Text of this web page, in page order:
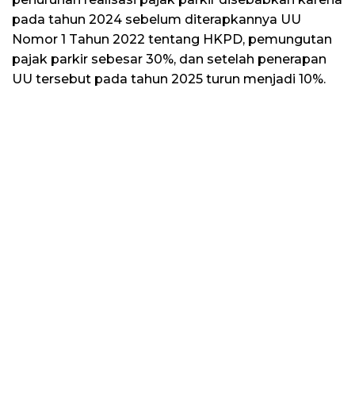
pada tahun 2024 sebelum diterapkannya UU
Nomor 1 Tahun 2022 tentang HKPD, pemungutan
pajak parkir sebesar 30%, dan setelah penerapan
UU tersebut pada tahun 2025 turun menjadi 10%.